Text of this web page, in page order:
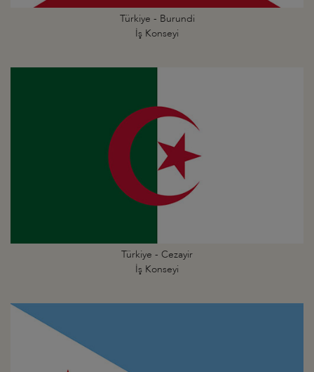
Türkiye - Burundi
İş Konseyi
Türkiye - Cezayir
İş Konseyi